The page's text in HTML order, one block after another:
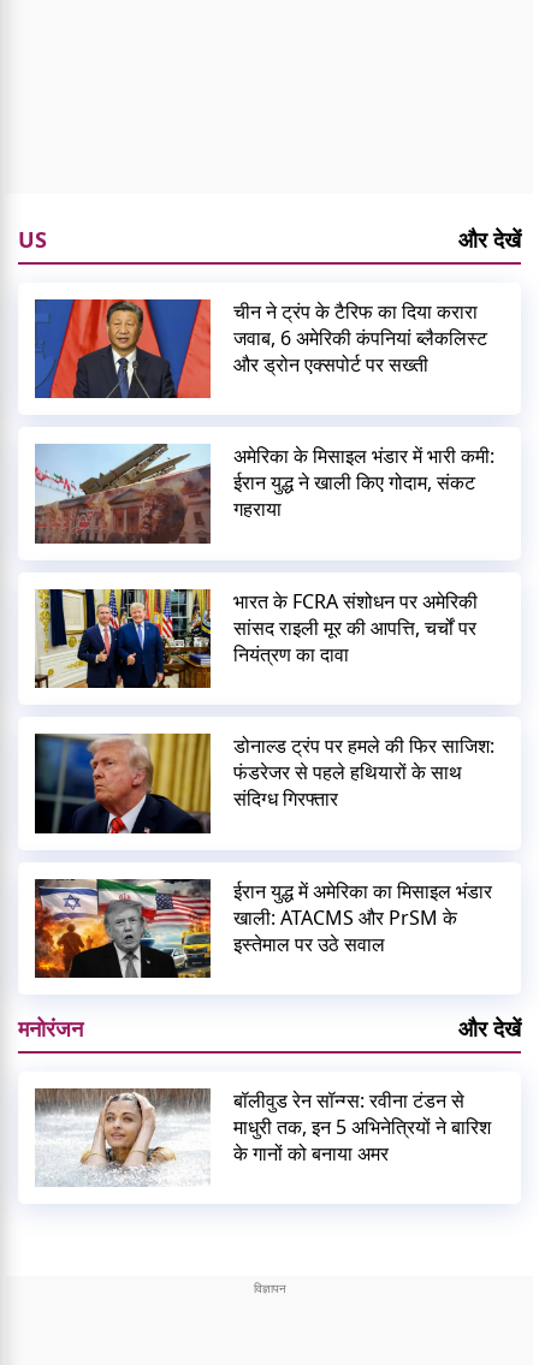
US और देखें
चीन ने ट्रंप के टैरिफ का दिया करारा
जवाब, 6 अमेरिकी कंपनियां ब्लैकलिस्ट
और ड्रोन एक्सपोर्ट पर सख्ती
अमेरिका के मिसाइल भंडार में भारी कमी:
ईरान युद्ध ने खाली किए गोदाम, संकट
गहराया
भारत के FCRA संशोधन पर अमेरिकी
सांसद राइली मूर की आपत्ति, चर्चों पर
नियंत्रण का दावा
डोनाल्ड ट्रंप पर हमले की फिर साजिश:
फंडरेजर से पहले हथियारों के साथ
संदिग्ध गिरफ्तार
ईरान युद्ध में अमेरिका का मिसाइल भंडार
खाली: ATACMS और PrSM के
इस्तेमाल पर उठे सवाल
मनोरंजन और देखें
बॉलीवुड रेन सॉन्ग्स: रवीना टंडन से
माधुरी तक, इन 5 अभिनेत्रियों ने बारिश
के गानों को बनाया अमर